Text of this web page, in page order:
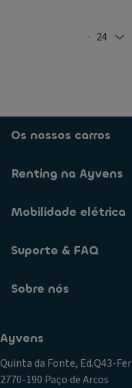
24
Os nossos carros
Renting na Ayvens
Mobilidade elétrica
Suporte & FAQ
Sobre nós
Ayvens
Quinta da Fonte, Ed.Q43-
2770-190 Paço de Arcos